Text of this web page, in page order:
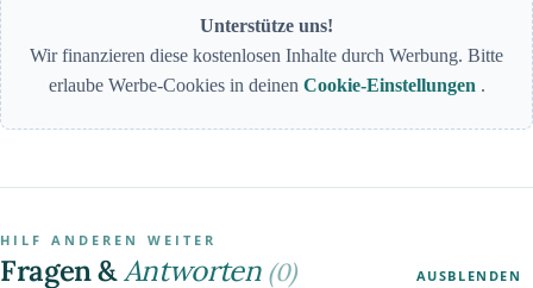
Unterstütze uns!
Wir finanzieren diese kostenlosen Inhalte durch Werbung. Bitte
erlaube Werbe-Cookies in deinen Cookie-Einstellungen .
HILF ANDEREN WEITER
Fragen &Antworten (0) AUSBLENDEN